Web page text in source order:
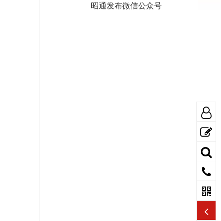
昭通发布微信公众号